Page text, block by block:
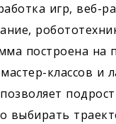
игр, веб-
построена на
классов и
выбирать